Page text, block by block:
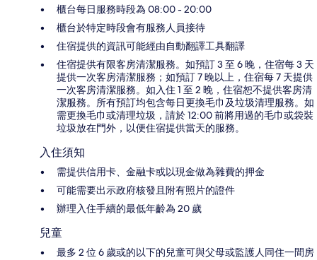
櫃台每日服務時段為 08:00 - 20:00
櫃台於特定時段會有服務人員接待
住宿提供的資訊可能經由自動翻譯工具翻譯
住宿提供有限客房清潔服務。如預訂 3 至 6 晚，住宿每 3 天
提供一次客房清潔服務；如預訂 7 晚以上，住宿每 7 天提供
一次客房清潔服務。如入住 1 至 2 晚，住宿恕不提供客房清
潔服務。所有預訂均包含每日更換毛巾及垃圾清理服務。如
需更換毛巾或清理垃圾，請於 12:00 前將用過的毛巾或袋裝
垃圾放在門外，以便住宿提供當天的服務。
入住須知
需提供信用卡、金融卡或以現金做為雜費的押金
可能需要出示政府核發且附有照片的證件
辦理入住手續的最低年齡為 20 歲
兒童
最多 2 位 6 歲或的以下的兒童可與父母或監護人同住一間房